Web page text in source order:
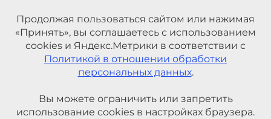
Продолжая пользоваться сайтом или нажимая
«Принять», вы соглашаетесь с использованием
cookies и Яндекс.Метрики в соответствии с
Политикой в отношении обработки
персональных данных.
Вы можете ограничить или запретить
использование cookies в настройках браузера.